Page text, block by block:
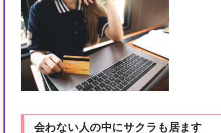
会わない人の中にサクラも居ます